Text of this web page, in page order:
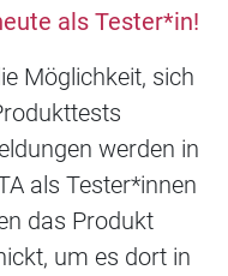
als Tester*in!
Möglichkeit, sich
werden in
als Tester*innen
das Produkt
um es dort in